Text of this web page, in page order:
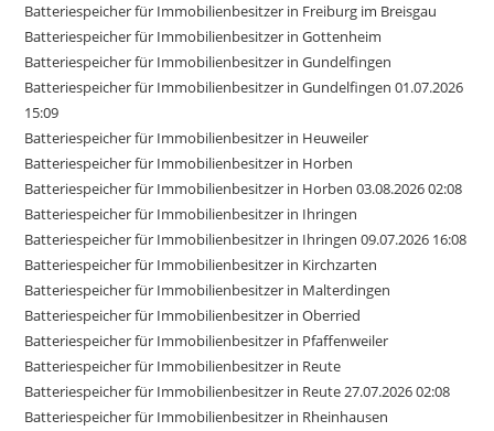
Batteriespeicher für Immobilienbesitzer in Freiburg im Breisgau
Batteriespeicher für Immobilienbesitzer in Gottenheim
Batteriespeicher für Immobilienbesitzer in Gundelfingen
Batteriespeicher für Immobilienbesitzer in Gundelfingen 01.07.2026
15:09
Batteriespeicher für Immobilienbesitzer in Heuweiler
Batteriespeicher für Immobilienbesitzer in Horben
Batteriespeicher für Immobilienbesitzer in Horben 03.08.2026 02:08
Batteriespeicher für Immobilienbesitzer in Ihringen
Batteriespeicher für Immobilienbesitzer in Ihringen 09.07.2026 16:08
Batteriespeicher für Immobilienbesitzer in Kirchzarten
Batteriespeicher für Immobilienbesitzer in Malterdingen
Batteriespeicher für Immobilienbesitzer in Oberried
Batteriespeicher für Immobilienbesitzer in Pfaffenweiler
Batteriespeicher für Immobilienbesitzer in Reute
Batteriespeicher für Immobilienbesitzer in Reute 27.07.2026 02:08
Batteriespeicher für Immobilienbesitzer in Rheinhausen